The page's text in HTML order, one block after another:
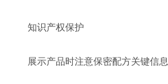
知识产权保护
展示产品时注意保密配方关键信息